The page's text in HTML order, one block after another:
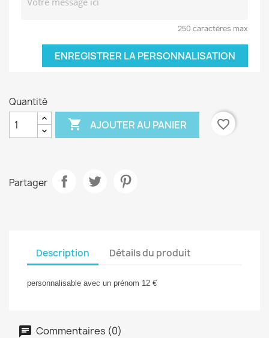
250 caractères max
ENREGISTRER LA PERSONNALISATION
Quantité
 AJOUTER AU PANIER favorite_border
Partager
Description Détails du produit
personnalisable avec un prénom 12 €
Commentaires (0)